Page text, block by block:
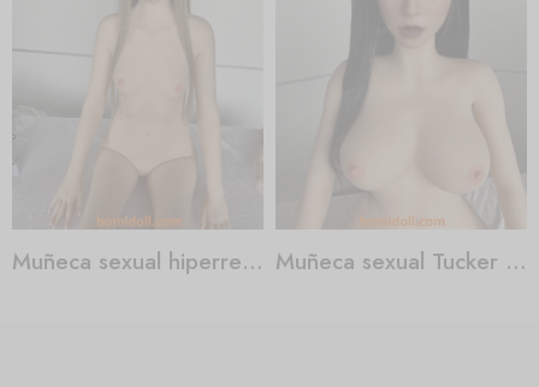
Muñeca sexual hiperrealista Muñeca sexual Tucker Carlson